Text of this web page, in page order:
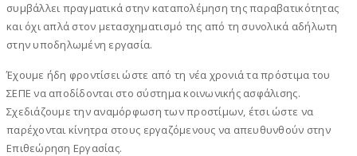
συμβάλλει πραγματικά στην καταπολέμηση της παραβατικότητας
και όχι απλά στον μετασχηματισμό της από τη συνολικά αδήλωτη
στην υποδηλωμένη εργασία.
Έχουμε ήδη φροντίσει ώστε από τη νέα χρονιά τα πρόστιμα του
ΣΕΠΕ να αποδίδονται στο σύστημα κοινωνικής ασφάλισης.
Σχεδιάζουμε την αναμόρφωση των προστίμων, έτσι ώστε να
παρέχονται κίνητρα στους εργαζόμενους να απευθυνθούν στην
Επιθεώρηση Εργασίας.